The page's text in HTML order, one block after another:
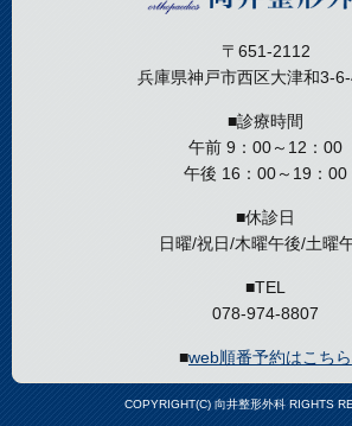
〒651-2112
兵庫県神戸市西区大津和3-
■診療時間
午前 9：00～12：00
午後 16：00～19：00
■休診日
日曜/祝日/木曜午後/土曜
■TEL
078-974-8807
■web順番予約はこちら
COPYRIGHT(C) 向井整形外科 RIGHTS